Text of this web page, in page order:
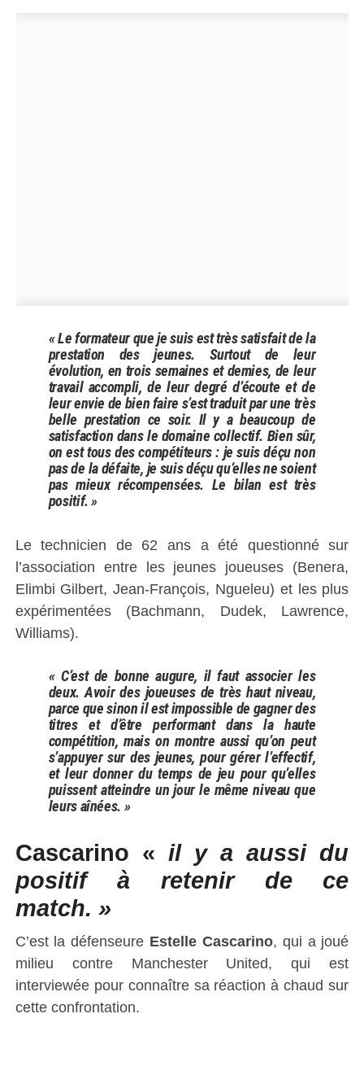
« Le formateur que je suis est très satisfait de la
prestation des jeunes. Surtout de leur
évolution, en trois semaines et demies, de leur
travail accompli, de leur degré d’écoute et de
leur envie de bien faire s’est traduit par une très
belle prestation ce soir. Il y a beaucoup de
satisfaction dans le domaine collectif. Bien sûr,
on est tous des compétiteurs : je suis déçu non
pas de la défaite, je suis déçu qu’elles ne soient
pas mieux récompensées. Le bilan est très
positif. »
Le technicien de 62 ans a été questionné sur
l’association entre les jeunes joueuses (Benera,
Elimbi Gilbert, Jean-François, Ngueleu) et les plus
expérimentées (Bachmann, Dudek, Lawrence,
Williams).
« C’est de bonne augure, il faut associer les
deux. Avoir des joueuses de très haut niveau,
parce que sinon il est impossible de gagner des
titres et d’être performant dans la haute
compétition, mais on montre aussi qu’on peut
s’appuyer sur des jeunes, pour gérer l’effectif,
et leur donner du temps de jeu pour qu’elles
puissent atteindre un jour le même niveau que
leurs aînées. »
Cascarino « il y a aussi du
positif à retenir de ce
match. »
C’est la défenseure Estelle Cascarino, qui a joué
milieu contre Manchester United, qui est
interviewée pour connaître sa réaction à chaud sur
cette confrontation.